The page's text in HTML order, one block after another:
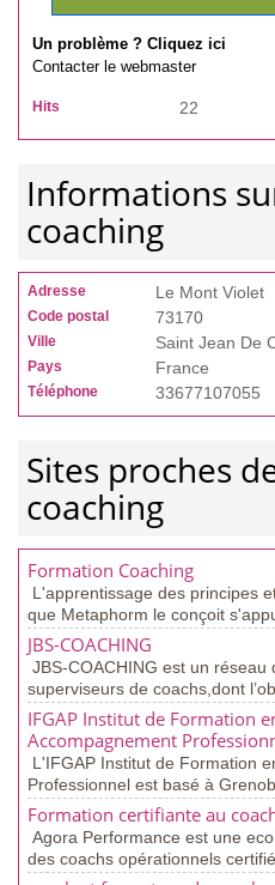
Un problème ? Cliquez ici
Contacter le webmaster
Hits 22
Informations
coaching
Adresse Le Mont Violet
Code postal 73170
Ville Saint Jean De
Pays France
Téléphone 33677107055
Sites proches
coaching
Formation Coaching
L'apprentissage des principes
que Metaphorm le conçoit
JBS-COACHING
JBS-COACHING est un réseau
superviseurs de coachs,dont
IFGAP Institut de Formation
Accompagnement
L'IFGAP Institut de Formation
Professionnel est basé à
Formation certifiante au
Agora Performance est une
des coachs opérationnels